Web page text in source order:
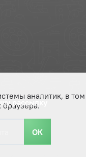
рассылку
ОК
аналитик, в
браузера.